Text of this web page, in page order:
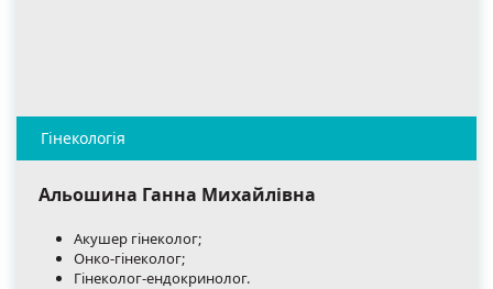
Альошина Ганна Михайлівна
Акушер гінеколог;
Онко-гінеколог;
Гінеколог-ендокринолог.